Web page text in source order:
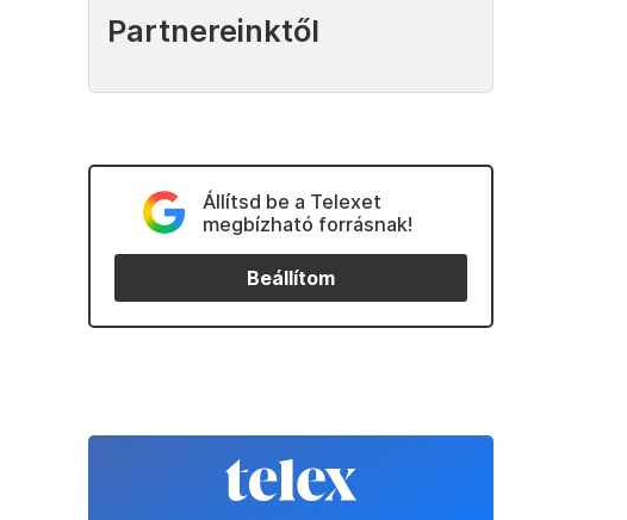
Partnereinktől
Állítsd be a Telexet
megbízható forrásnak!
Beállítom